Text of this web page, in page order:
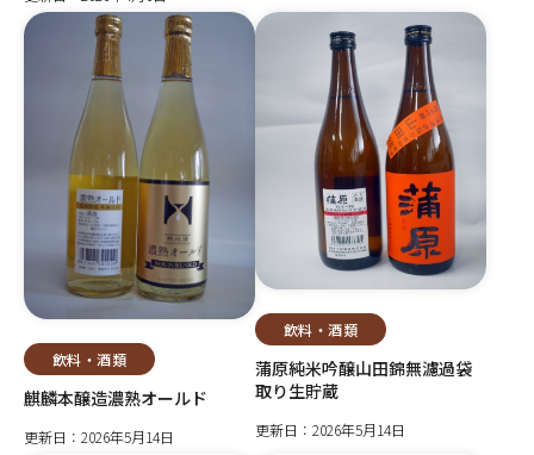
飲料・酒類
麒麟本醸造濃熟オールド
更新日：2026年5月14日
飲料・酒類
蒲原純米吟醸山田錦無濾過袋
取り生貯蔵
更新日：2026年5月14日